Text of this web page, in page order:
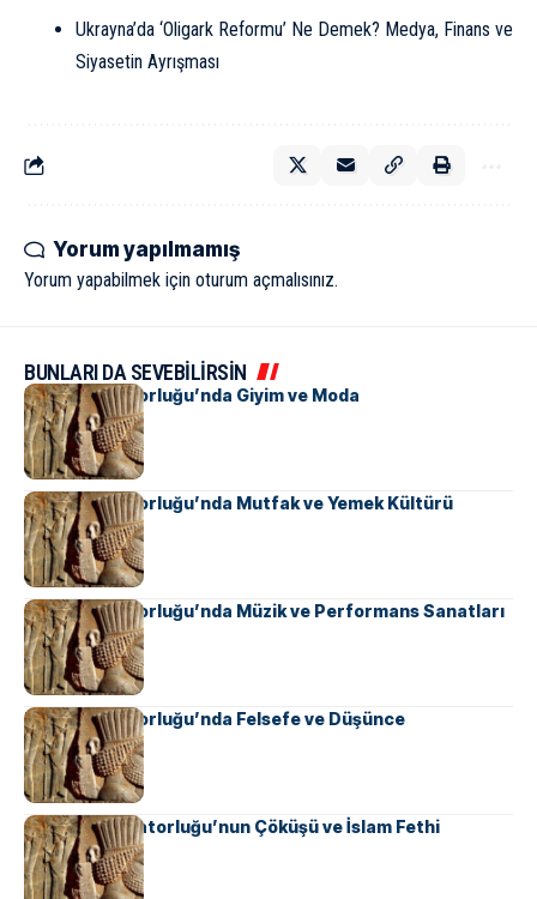
Ukrayna’da ‘Oligark Reformu’ Ne Demek? Medya, Finans ve
Siyasetin Ayrışması
Yorum yapılmamış
Yorum yapabilmek için oturum açmalısınız.
BUNLARI DA SEVEBİLİRSİN
Pers İmparatorluğu’nda Giyim ve Moda
Pers İmparatorluğu’nda Mutfak ve Yemek Kültürü
Pers İmparatorluğu’nda Müzik ve Performans Sanatları
Pers İmparatorluğu’nda Felsefe ve Düşünce
Sasani İmparatorluğu’nun Çöküşü ve İslam Fethi